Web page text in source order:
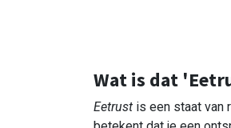
Wat is dat
Eetrust is een staat van